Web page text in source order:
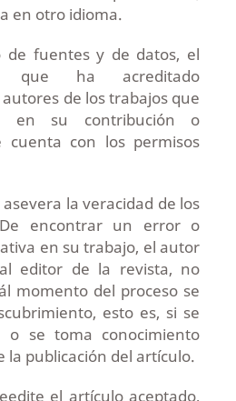
en otro idioma.
fuentes y de datos, el
que ha acreditado
de los trabajos que
en su contribución o
cuenta con los permisos
la veracidad de los
encontrar un error o
en su trabajo, el autor
editor de la revista, no
momento del proceso se
esto es, si se
o se toma conocimiento
la publicación del artículo.
el artículo aceptado,